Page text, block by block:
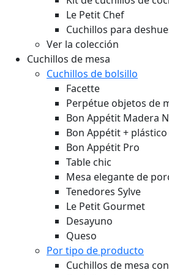
Le Petit Chef
Cuchillos para
Ver la colección
Cuchillos de mesa
Cuchillos de bolsillo
Facette
Perpétue objetos de
Bon Appétit Madera
Bon Appétit +
Bon Appétit Pro
Table chic
Mesa elegante de
Tenedores Sylve
Le Petit Gourmet
Desayuno
Queso
Por tipo de producto
Cuchillos de mesa